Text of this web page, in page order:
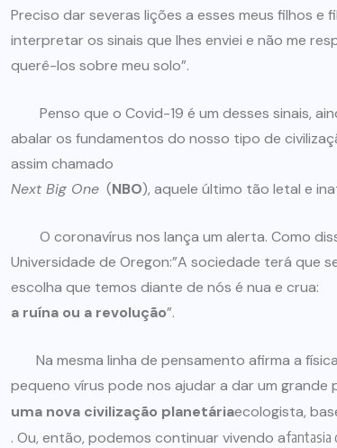
Preciso dar severas lições a esses meus filhos e
interpretar os sinais que lhes enviei e não me
querê-los sobre meu solo”.
Penso que o Covid-19 é um desses sinais,
abalar os fundamentos do nosso tipo de
assim chamado
Next Big One (NBO), aquele último tão letal e
O coronavírus nos lança um alerta. Como
Universidade de Oregon:”A sociedade terá que
escolha que temos diante de nós é nua e crua:
a ruína ou a revolução”.
Na mesma linha de pensamento afirma a
pequeno vírus pode nos ajudar a dar um
uma nova civilização planetáriaecologista,
. Ou, então, podemos continuar vivendo afantasia